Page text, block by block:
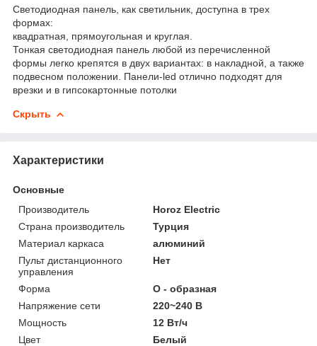
Светодиодная панель, как светильник, доступна в трех
формах:
квадратная, прямоугольная и круглая.
Тонкая светодиодная панель любой из перечисленной
формы легко крепятся в двух вариантах: в накладной, а также
подвесном положении. Панели-led отлично подходят для
врезки и в гипсокартонные потолки
Скрыть
Характеристики
Основные
Производитель
Horoz Electric
Страна производитель
Турция
Материал каркаса
алюминий
Пульт дистанционного
управления
Нет
Форма
O - образная
Напряжение сети
220~240 В
Мощность
12 Вт/ч
Цвет
Белый